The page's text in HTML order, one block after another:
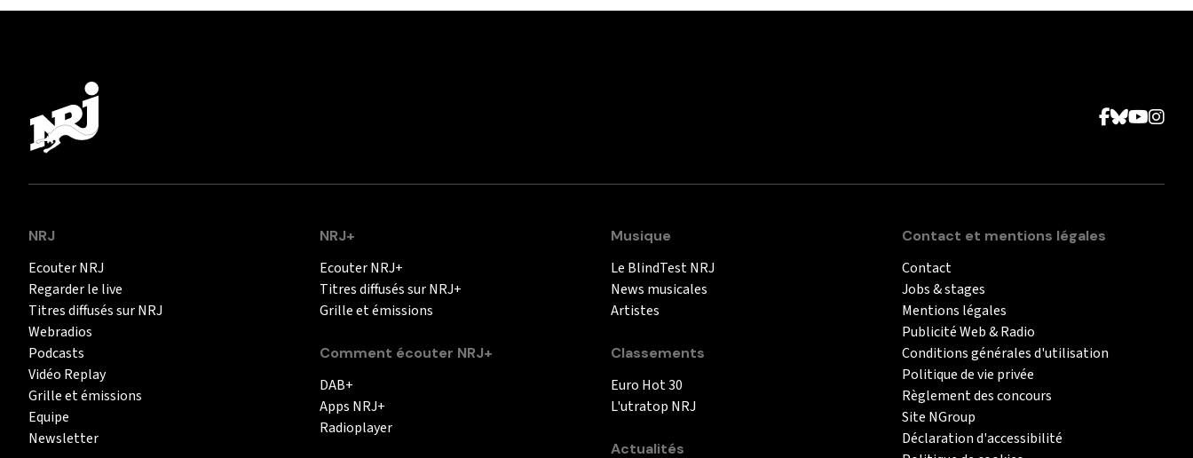
NRJ
Ecouter NRJ
Regarder le live
Titres diffusés sur NRJ
Webradios
Podcasts
Vidéo Replay
Grille et émissions
Equipe
Newsletter
NRJ+
Ecouter NRJ+
Titres diffusés sur NRJ+
Grille et émissions
Comment écouter NRJ+
DAB+
Apps NRJ+
Radioplayer
Musique
Le BlindTest NRJ
News musicales
Artistes
Classements
Euro Hot 30
L'utratop NRJ
Actualités
Contact et mentions légales
Contact
Jobs & stages
Mentions légales
Publicité Web & Radio
Conditions générales d'utilisation
Politique de vie privée
Règlement des concours
Site NGroup
Déclaration d'accessibilité